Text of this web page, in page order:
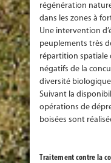
régénération
dans les zones à
Une intervention
peuplements très
répartition spatiale
négatifs de la
diversité
Suivant la
opérations de
boisées sont
Traitement contre la